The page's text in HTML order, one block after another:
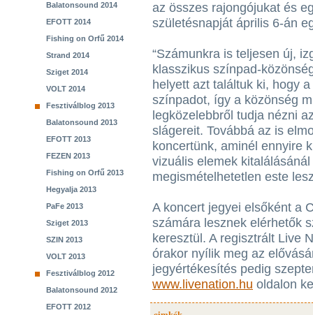
Balatonsound 2014
EFOTT 2014
Fishing on Orfű 2014
Strand 2014
Sziget 2014
VOLT 2014
Fesztiválblog 2013
Balatonsound 2013
EFOTT 2013
FEZEN 2013
Fishing on Orfű 2013
Hegyalja 2013
PaFe 2013
Sziget 2013
SZIN 2013
VOLT 2013
Fesztiválblog 2012
Balatonsound 2012
EFOTT 2012
az összes rajongójukat és
születésnapját április 6-án
“Számunkra is teljesen új,
klasszikus színpad-
helyett azt találtuk ki, hogy
színpadot, így a közönség
legközelebbről tudja nézni
slágereit. Továbbá az is
koncertünk, aminél ennyire
vizuális elemek
megismételhetetlen este
A koncert jegyei elsőként a
számára lesznek elérhetők
keresztül. A regisztrált Live
órakor nyílik meg az
jegyértékesítés pedig
www.livenation.hu oldalon